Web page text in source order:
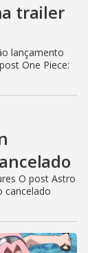
trailer
lançamento
One Piece:
O post Astro
cancelado